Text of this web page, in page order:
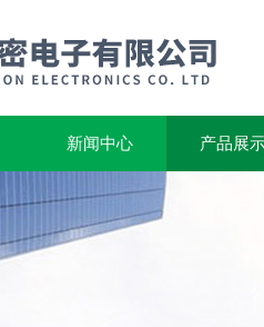
新闻中心 产品展